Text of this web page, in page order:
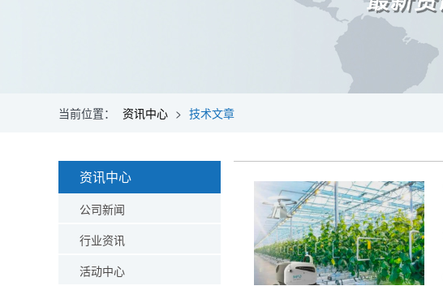
当前位置： 资讯中心 > 技术文章
资讯中心
公司新闻
行业资讯
活动中心